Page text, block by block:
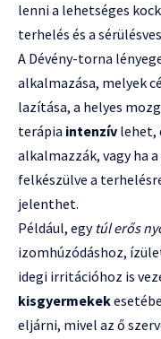
lenni a lehetséges
terhelés és a
A Dévény-torna
alkalmazása, melyek
lazítása, a helyes
terápia intenzív lehet,
alkalmazzák, vagy ha
felkészülve a
jelenthet.
Például, egy túl erős
izomhúzódáshoz,
idegi irritációhoz is
kisgyermekek
eljárni, mivel az ő